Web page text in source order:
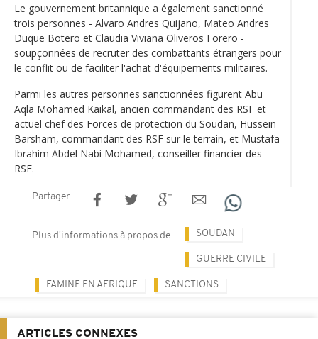
Le gouvernement britannique a également sanctionné
trois personnes - Alvaro Andres Quijano, Mateo Andres
Duque Botero et Claudia Viviana Oliveros Forero -
soupçonnées de recruter des combattants étrangers pour
le conflit ou de faciliter l'achat d'équipements militaires.
Parmi les autres personnes sanctionnées figurent Abu
Aqla Mohamed Kaikal, ancien commandant des RSF et
actuel chef des Forces de protection du Soudan, Hussein
Barsham, commandant des RSF sur le terrain, et Mustafa
Ibrahim Abdel Nabi Mohamed, conseiller financier des
RSF.
Partager
Plus d'informations à propos de SOUDAN
GUERRE CIVILE
FAMINE EN AFRIQUE SANCTIONS
ARTICLES CONNEXES